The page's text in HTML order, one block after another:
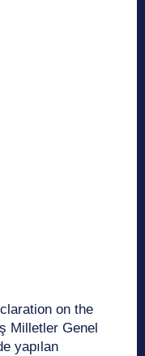
on the
Milletler Genel
yapılan